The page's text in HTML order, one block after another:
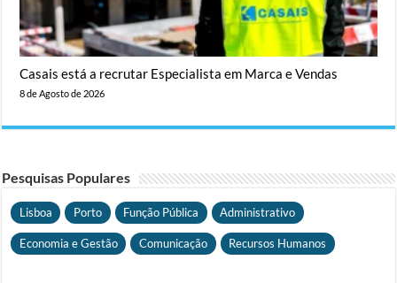
Casais está a recrutar Especialista em Marca e Vendas
8 de Agosto de 2026
Pesquisas Populares
Lisboa Porto Função Pública Administrativo
Economia e Gestão Comunicação Recursos Humanos